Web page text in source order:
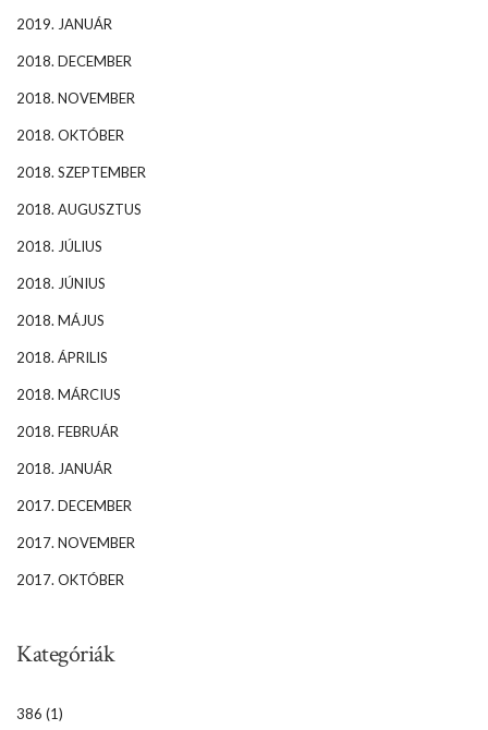
2019. JANUÁR
2018. DECEMBER
2018. NOVEMBER
2018. OKTÓBER
2018. SZEPTEMBER
2018. AUGUSZTUS
2018. JÚLIUS
2018. JÚNIUS
2018. MÁJUS
2018. ÁPRILIS
2018. MÁRCIUS
2018. FEBRUÁR
2018. JANUÁR
2017. DECEMBER
2017. NOVEMBER
2017. OKTÓBER
Kategóriák
386 (1)